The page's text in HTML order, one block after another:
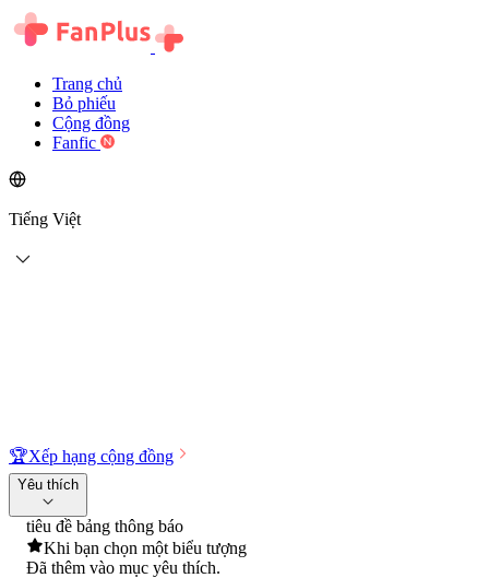
Trang chủ
Bỏ phiếu
Cộng đồng
Fanfic
Tiếng Việt
🏆Xếp hạng cộng đồng
Yêu thích
tiêu đề bảng thông báo
Khi bạn chọn một biểu tượng
Đã thêm vào mục yêu thích.